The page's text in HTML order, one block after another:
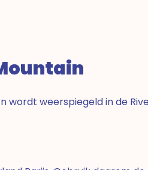
wordt weerspiegeld in de